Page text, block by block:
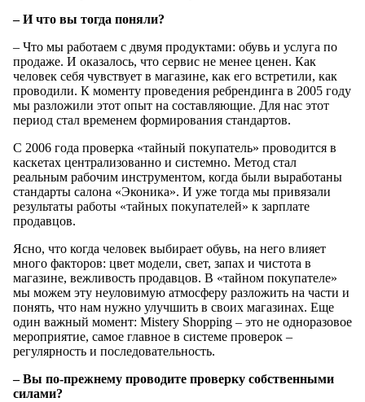
– И что вы тогда поняли?
– Что мы работаем с двумя продуктами: обувь и услуга по
продаже. И оказалось, что сервис не менее ценен. Как
человек себя чувствует в магазине, как его встретили, как
проводили. К моменту проведения ребрендинга в 2005 году
мы разложили этот опыт на составляющие. Для нас этот
период стал временем формирования стандартов.
С 2006 года проверка «тайный покупатель» проводится в
каскетах централизованно и системно. Метод стал
реальным рабочим инструментом, когда были выработаны
стандарты салона «Эконика». И уже тогда мы привязали
результаты работы «тайных покупателей» к зарплате
продавцов.
Ясно, что когда человек выбирает обувь, на него влияет
много факторов: цвет модели, свет, запах и чистота в
магазине, вежливость продавцов. В «тайном покупателе»
мы можем эту неуловимую атмосферу разложить на части и
понять, что нам нужно улучшить в своих магазинах. Еще
один важный момент: Mistery Shopping – это не одноразовое
мероприятие, самое главное в системе проверок –
регулярность и последовательность.
– Вы по-прежнему проводите проверку собственными
силами?